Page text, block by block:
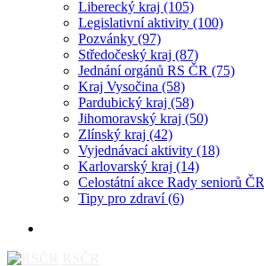
Liberecký kraj (105)
Legislativní aktivity (100)
Pozvánky (97)
Středočeský kraj (87)
Jednání orgánů RS ČR (75)
Kraj Vysočina (58)
Pardubický kraj (58)
Jihomoravský kraj (50)
Zlínský kraj (42)
Vyjednávací aktivity (18)
Karlovarský kraj (14)
Celostátní akce Rady seniorů ČR
Tipy pro zdraví(6)